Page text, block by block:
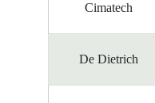
Cimatech
De Dietrich